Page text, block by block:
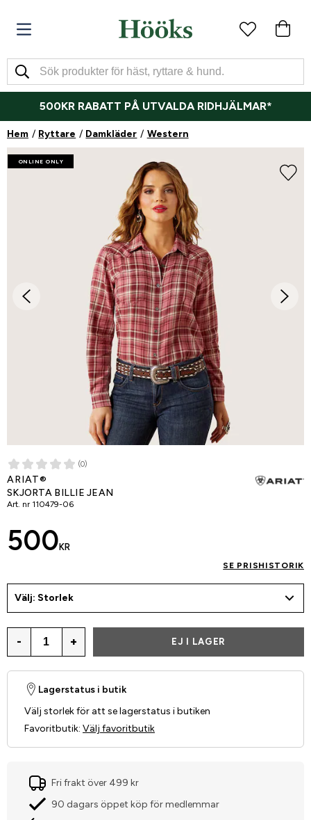
500KR RABATT PÅ UTVALDA RIDHJÄLMAR*
Hem Ryttare Damkläder Western
ONLINE ONLY
(0)
ARIAT®
SKJORTA BILLIE JEAN
Art. nr 110479-06
500 KR
SE PRISHISTORIK
Välj: Storlek
- + EJ I LAGER
Lagerstatus i butik
Välj storlek för att se lagerstatus i butiken
Favoritbutik: Välj favoritbutik
Fri frakt över 499 kr
90 dagars öppet köp för medlemmar